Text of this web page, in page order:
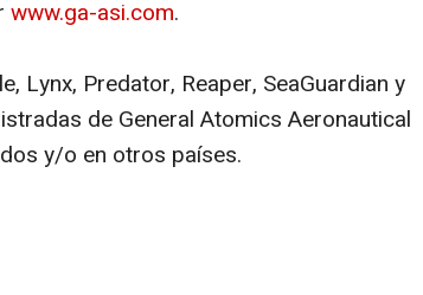
www.ga-asi.com.
Lynx, Predator, Reaper, SeaGuardian y
de General Atomics Aeronautical
y/o en otros países.